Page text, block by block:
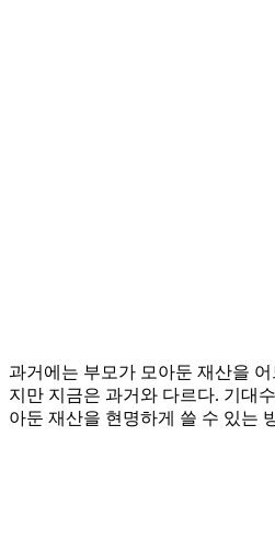
과거에는 부모가 모아둔 재산을
지만 지금은 과거와 다르다. 기대
아둔 재산을 현명하게 쓸 수 있는